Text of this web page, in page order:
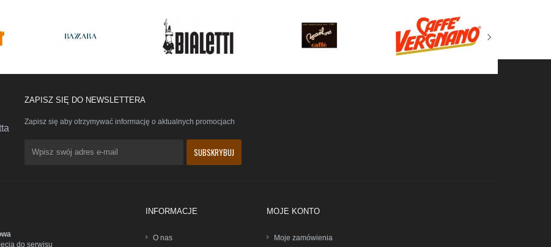
ZAPISZ SIĘ DO NEWSLETTERA
Zapisz się aby otrzymywać informację o aktualnych promocjach
do serwisu
INFORMACJE
O nas
MOJE KONTO
Moje zamówienia